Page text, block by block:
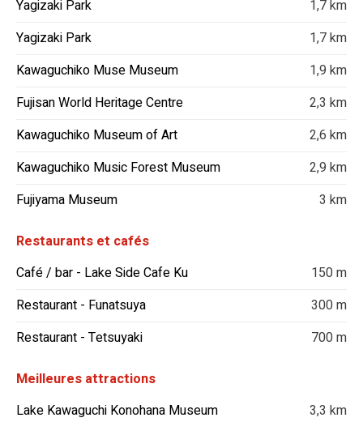
Yagizaki Park
1,7 km
Yagizaki Park
1,7 km
Kawaguchiko Muse Museum
1,9 km
Fujisan World Heritage Centre
2,3 km
Kawaguchiko Museum of Art
2,6 km
Kawaguchiko Music Forest Museum
2,9 km
Fujiyama Museum
3 km
Restaurants et cafés
Café / bar - Lake Side Cafe Ku
150 m
Restaurant - Funatsuya
300 m
Restaurant - Tetsuyaki
700 m
Meilleures attractions
Lake Kawaguchi Konohana Museum
3,3 km